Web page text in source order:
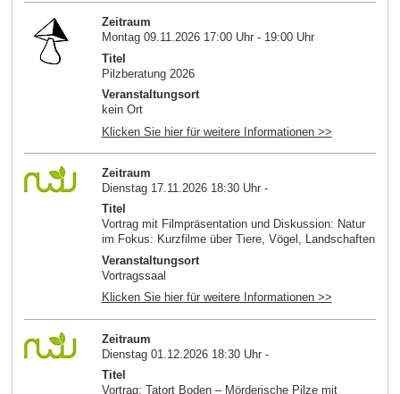
Zeitraum
Montag 09.11.2026 17:00 Uhr - 19:00 Uhr
Titel
Pilzberatung 2026
Veranstaltungsort
kein Ort
Klicken Sie hier für weitere Informationen >>
Zeitraum
Dienstag 17.11.2026 18:30 Uhr -
Titel
Vortrag mit Filmpräsentation und Diskussion: Natur
im Fokus: Kurzfilme über Tiere, Vögel, Landschaften
Veranstaltungsort
Vortragssaal
Klicken Sie hier für weitere Informationen >>
Zeitraum
Dienstag 01.12.2026 18:30 Uhr -
Titel
Vortrag: Tatort Boden – Mörderische Pilze mit